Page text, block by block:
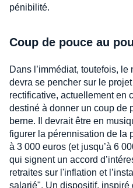
pénibilité.
Coup de pouce au
Dans l’immédiat, toutefois,
devra se pencher sur le
rectificative, actuellement en
destiné à donner un coup de
berne. Il devrait être en
figurer la pérennisation de la
à 3 000 euros (et jusqu’à 6
qui signent un accord
retraites sur l'inflation et
salarié". Un dispositif, inspiré